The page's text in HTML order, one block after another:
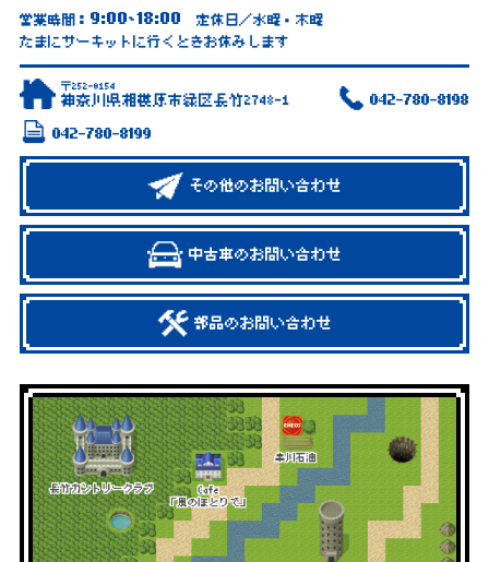
営業時間： 9:00~18:00
定休日／水曜・木曜
たまにサーキットに行くときお休みします
〒252-0154
神奈川県相模原市緑区長竹2748-1 042-780-8198
042-780-8199
その他のお問い合わせ
中古車のお問い合わせ
部品のお問い合わせ